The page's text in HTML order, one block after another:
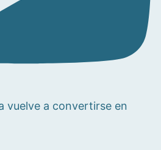
vuelve a convertirse en